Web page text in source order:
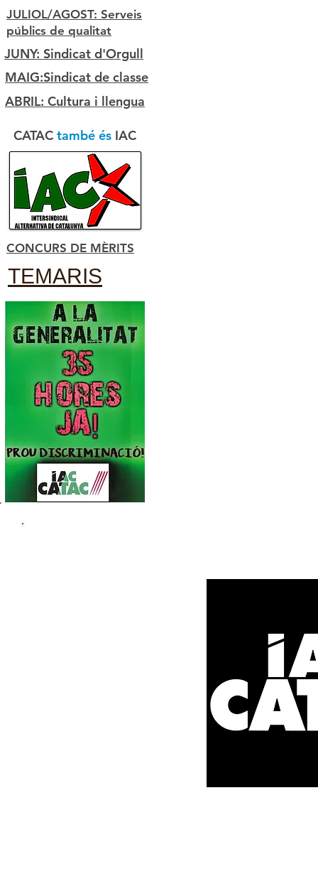
JULIOL/AGOST: Serveis
públics de qualitat
JUNY: Sindicat d'Orgull
MAIG:Sindicat de classe
ABRIL: Cultura i llengua
CATAC també és IAC
CONCURS DE MÈRITS
TEMARIS